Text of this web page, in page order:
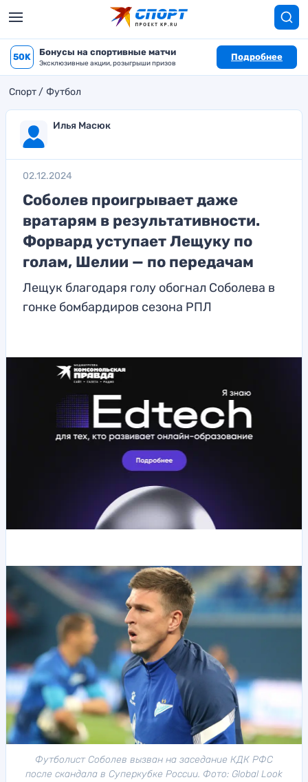
50K Бонусы на спортивные матчи
Эксклюзивные акции, розыгрыши призов
Подробнее
Спорт Футбол
Илья Масюк
02.12.2024
Соболев проигрывает даже
вратарям в результативности.
Форвард уступает Лещуку по
голам, Шелии — по передачам
Лещук благодаря голу обогнал Соболева в
гонке бомбардиров сезона РПЛ
Футболист Соболев вызван на заседание КДК РФС
после скандала в Суперкубке России. Фото: Global Look